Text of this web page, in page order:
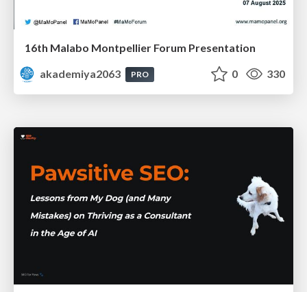
16th Malabo Montpellier Forum Presentation
akademiya2063
PRO 0 330